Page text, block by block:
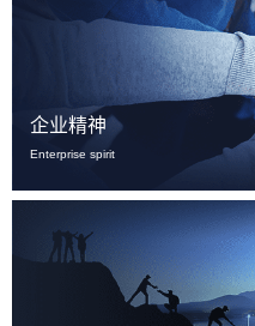
企业精神
Enterprise spirit